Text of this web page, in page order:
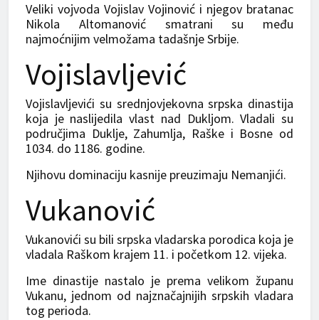
Veliki vojvoda Vojislav Vojinović i njegov bratanac
Nikola Altomanović smatrani su među
najmoćnijim velmožama tadašnje Srbije.
Vojislavljević
Vojislavljevići su srednjovjekovna srpska dinastija
koja je naslijedila vlast nad Dukljom. Vladali su
područjima Duklje, Zahumlja, Raške i Bosne od
1034. do 1186. godine.
Njihovu dominaciju kasnije preuzimaju Nemanjići.
Vukanović
Vukanovići su bili srpska vladarska porodica koja je
vladala Raškom krajem 11. i početkom 12. vijeka.
Ime dinastije nastalo je prema velikom županu
Vukanu, jednom od najznačajnijih srpskih vladara
tog perioda.